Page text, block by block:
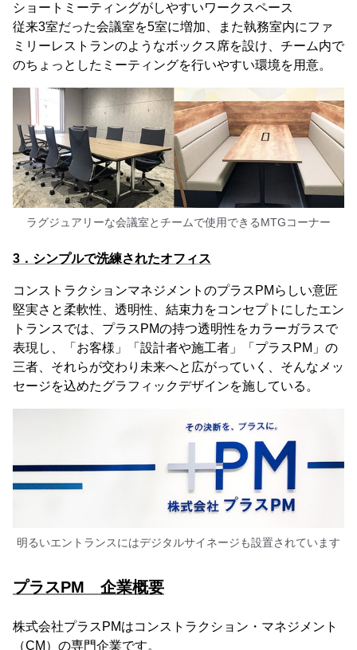
ショートミーティングがしやすいワークスペース
従来3室だった会議室を5室に増加、また執務室内にファ
ミリーレストランのようなボックス席を設け、チーム内で
のちょっとしたミーティングを行いやすい環境を用意。
ラグジュアリーな会議室とチームで使用できるMTGコーナー
3．シンプルで洗練されたオフィス
コンストラクションマネジメントのプラスPMらしい意匠
堅実さと柔軟性、透明性、結束力をコンセプトにしたエン
トランスでは、プラスPMの持つ透明性をカラーガラスで
表現し、「お客様」「設計者や施工者」「プラスPM」の
三者、それらが交わり未来へと広がっていく、そんなメッ
セージを込めたグラフィックデザインを施している。
明るいエントランスにはデジタルサイネージも設置されています
プラスPM 企業概要
株式会社プラスPMはコンストラクション・マネジメント
（CM）の専門企業です。